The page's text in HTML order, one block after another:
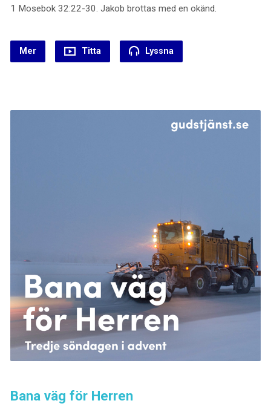
1 Mosebok 32:22-30. Jakob brottas med en okänd.
Mer Titta Lyssna
Bana väg för Herren